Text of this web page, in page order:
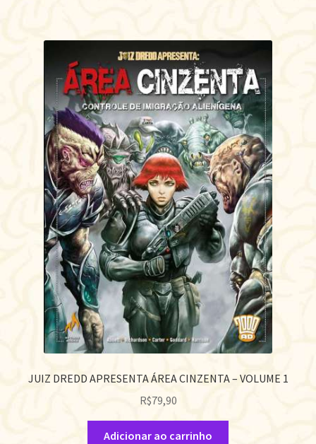
JUIZ DREDD APRESENTA ÁREA CINZENTA – VOLUME 1
R$79,90
Adicionar ao carrinho